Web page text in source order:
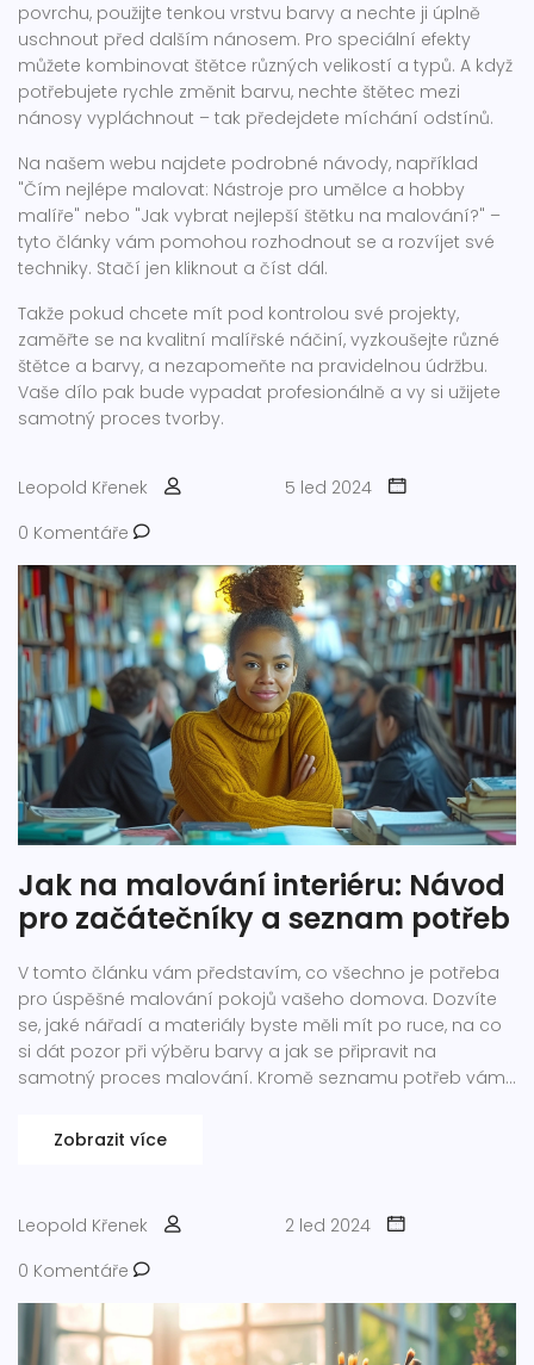
povrchu, použijte tenkou vrstvu barvy a nechte ji úplně
uschnout před dalším nánosem. Pro speciální efekty
můžete kombinovat štětce různých velikostí a typů. A když
potřebujete rychle změnit barvu, nechte štětec mezi
nánosy vypláchnout – tak předejdete míchání odstínů.
Na našem webu najdete podrobné návody, například
"Čím nejlépe malovat: Nástroje pro umělce a hobby
malíře" nebo "Jak vybrat nejlepší štětku na malování?" –
tyto články vám pomohou rozhodnout se a rozvíjet své
techniky. Stačí jen kliknout a číst dál.
Takže pokud chcete mít pod kontrolou své projekty,
zaměřte se na kvalitní malířské náčiní, vyzkoušejte různé
štětce a barvy, a nezapomeňte na pravidelnou údržbu.
Vaše dílo pak bude vypadat profesionálně a vy si užijete
samotný proces tvorby.
Leopold Křenek
5 led 2024
0 Komentáře
Jak na malování interiéru: Návod
pro začátečníky a seznam potřeb
V tomto článku vám představím, co všechno je potřeba
pro úspěšné malování pokojů vašeho domova. Dozvíte
se, jaké nářadí a materiály byste měli mít po ruce, na co
si dát pozor při výběru barvy a jak se připravit na
samotný proces malování. Kromě seznamu potřeb vám
výsledek malby co nejlepší.
Zobrazit více
Leopold Křenek
2 led 2024
0 Komentáře